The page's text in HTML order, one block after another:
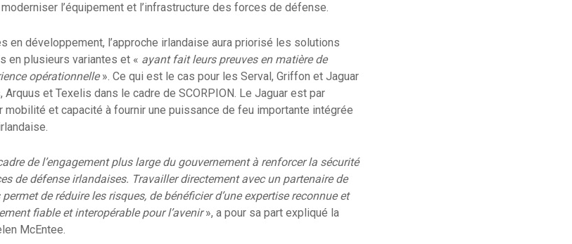
l’équipement et l’infrastructure des forces de défense.
en développement, l’approche irlandaise aura priorisé les solutions
en plusieurs variantes et « ayant fait leurs preuves en matière de
opérationnelle». Ce qui est le cas pour les Serval, Griffon et Jaguar
Arquus et Texelis dans le cadre de SCORPION. Le Jaguar est par
mobilité et capacité à fournir une puissance de feu importante intégrée
de l’engagement plus large du gouvernement à renforcer la sécurité
de défense irlandaises. Travailler directement avec un partenaire de
de réduire les risques, de bénéficier d’une expertise reconnue et
fiable et interopérable pour l’avenir», a pour sa part expliqué la
McEntee.